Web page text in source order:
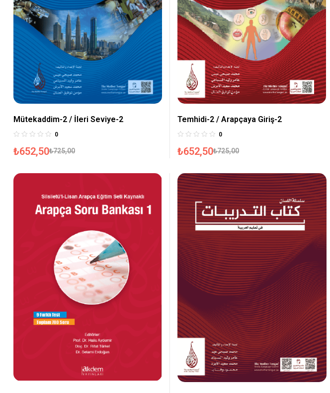
Mütekaddim-2 / İleri Seviye-2
0
₺725,00
₺652,50
Temhidi-2 / Arapçaya Giriş-2
0
₺725,00
₺652,50